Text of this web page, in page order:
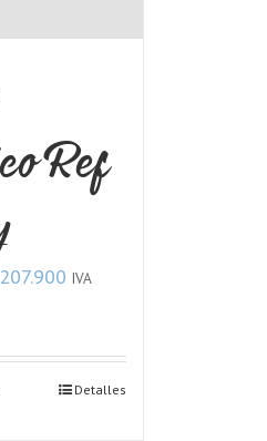
Ref
207.900 IVA
Detalles